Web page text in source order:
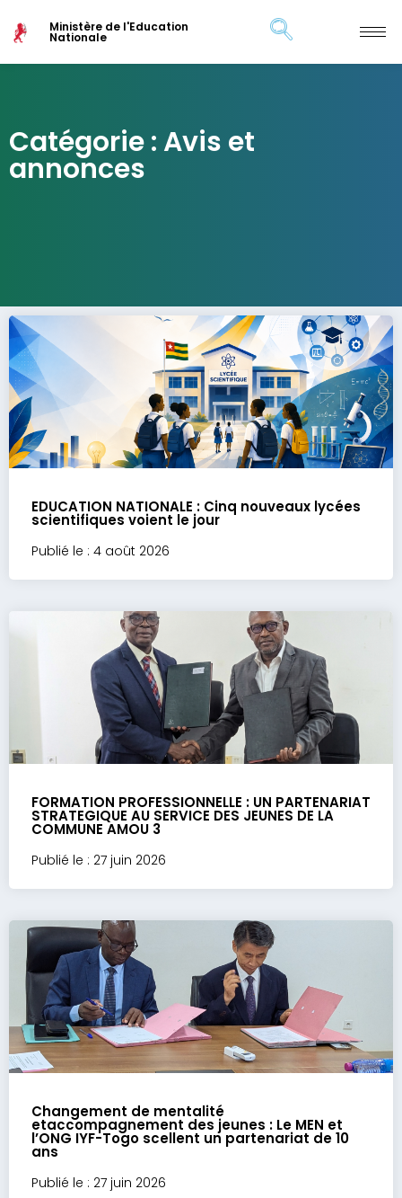
Ministère de l'Education
Nationale
Catégorie : Avis et
annonces
EDUCATION NATIONALE : Cinq nouveaux lycées
scientifiques voient le jour
Publié le : 4 août 2026
FORMATION PROFESSIONNELLE : UN PARTENARIAT
STRATEGIQUE AU SERVICE DES JEUNES DE LA
COMMUNE AMOU 3
Publié le : 27 juin 2026
Changement de mentalité
etaccompagnement des jeunes : Le MEN et
l’ONG IYF-Togo scellent un partenariat de 10
ans
Publié le : 27 juin 2026